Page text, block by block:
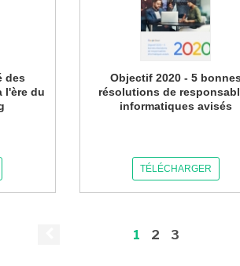
des
l'ère du
Objectif 2020 - 5 bonnes
résolutions de
informatiques avisés
TÉLÉCHARGER
1 2 3